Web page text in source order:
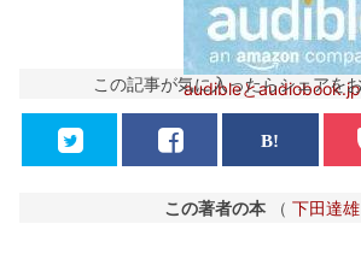
audibleと
この記事が気に入ったらシェアを
この著者の本 （ 下田達雄